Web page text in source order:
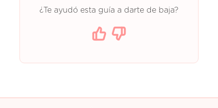
¿Te ayudó esta guía a darte de baja?